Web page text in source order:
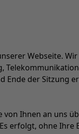
Webseite.
Ende der Sitzung
Ihnen an uns
erfolgt, ohne Ihre